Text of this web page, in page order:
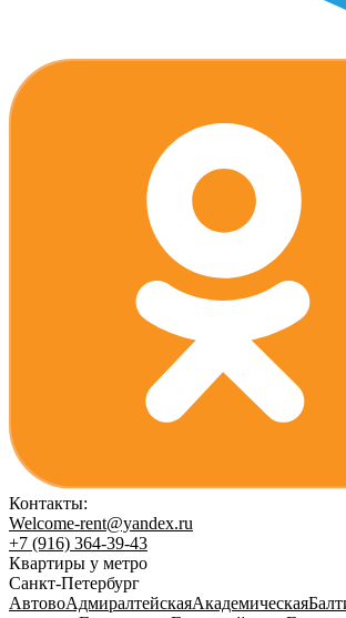
Контакты:
Welcome-rent@yandex.ru
+7 (916) 364-39-43
Квартиры у метро
Санкт-Петербург
АвтовоАдмиралтейскаяАкадемическая